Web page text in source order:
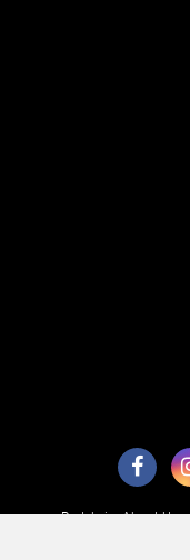
Redaksi About Us